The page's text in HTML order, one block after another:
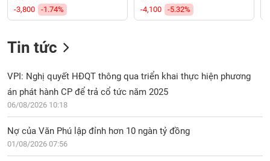
được
Cổ
phiếu
chi
tiết
-3,800
-1.74%
-4,100
-5.32%
Tin tức
VPI: Nghị quyết HĐQT thông qua triển khai thực hiện phương
án phát hành CP để trả cổ tức năm 2025
06/08/2026 10:18
Nợ của Văn Phú lập đỉnh hơn 10 ngàn tỷ đồng
01/08/2026 07:56
DỮ
LIỆU
TIN
MỚI
Ngành
(-)